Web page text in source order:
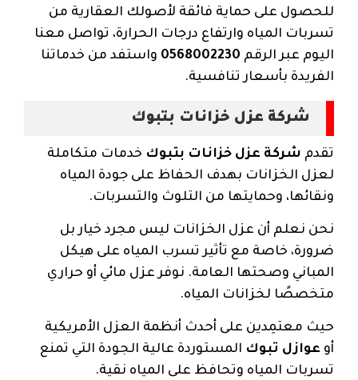
للحصول على حماية فائقة لأصولك العقارية من
تسربات المياه وارتفاع درجات الحرارة، تواصل معنا
اليوم عبر الرقم 0568002230 واستفد من خدماتنا
الفريدة بأسعار تنافسية.
شركة عزل خزانات بتبوك
تقدم شركة عزل خزانات بتبوك خدمات متكاملة
لعزل الخزانات بهدف الحفاظ على جودة المياه
ونقائها، وحمايتها من التلوث والتسربات.
نحن نعلم أن عزل الخزانات ليس مجرد خيار بل
ضرورة، خاصة مع تأثير تسرب المياه على هيكل
المباني وصحتها العامة. نوفر عزل مائي أو حراري
متخصصًا لخزانات المياه.
حيث معتمِدين على أحدث أنظمة العزل الأمريكية
أو عوازل تبوك المستوردة عالية الجودة التي تمنع
تسربات المياه وتحافظ على المياه نقية.